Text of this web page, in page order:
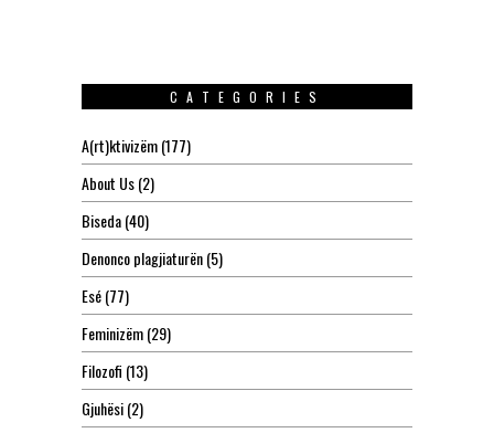
CATEGORIES
A(rt)ktivizëm(177)
About Us(2)
Biseda(40)
Denonco plagjiaturën(5)
Esé(77)
Feminizëm(29)
Filozofi (13)
Gjuhësi(2)